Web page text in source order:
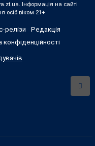
Інформація на сайті
осіб віком 21+.
релізи
Редакція
конфіденційності